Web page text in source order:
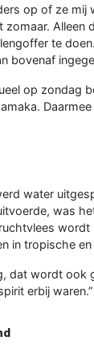
op of ze mij
zomaar. Alleen
te
bovenaf
op zondag
water
was
in tropische
dat wordt ook
erbij waren.”